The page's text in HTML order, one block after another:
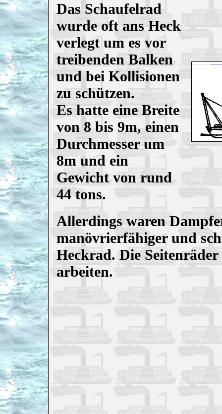
Das Schaufelrad
wurde oft ans Heck
verlegt um es vor
treibenden Balken
und bei Kollisionen
zu schützen.
Es hatte eine Breite
von 8 bis 9m, einen
Durchmesser um
8m und ein
Gewicht von rund
44 tons.
Allerdings waren
manövrierfähiger und
Heckrad. Die
arbeiten.